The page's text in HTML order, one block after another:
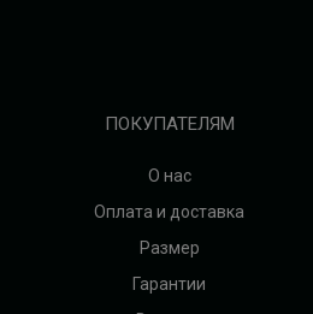
ПОКУПАТЕЛЯМ
О нас
Оплата и доставка
Размер
Гарантии